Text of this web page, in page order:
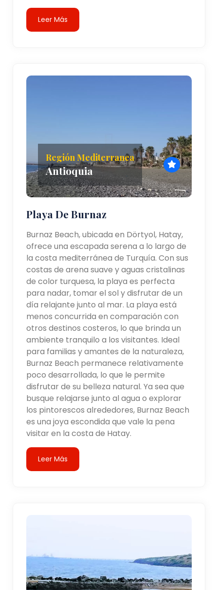
Leer Más
Región Mediterranea
Antioquia
Playa De Burnaz
Burnaz Beach, ubicada en Dörtyol, Hatay,
ofrece una escapada serena a lo largo de
la costa mediterránea de Turquía. Con sus
costas de arena suave y aguas cristalinas
de color turquesa, la playa es perfecta
para nadar, tomar el sol y disfrutar de un
día relajante junto al mar. La playa está
menos concurrida en comparación con
otros destinos costeros, lo que brinda un
ambiente tranquilo a los visitantes. Ideal
para familias y amantes de la naturaleza,
Burnaz Beach permanece relativamente
poco desarrollada, lo que le permite
disfrutar de su belleza natural. Ya sea que
busque relajarse junto al agua o explorar
los pintorescos alrededores, Burnaz Beach
es una joya escondida que vale la pena
visitar en la costa de Hatay.
Leer Más